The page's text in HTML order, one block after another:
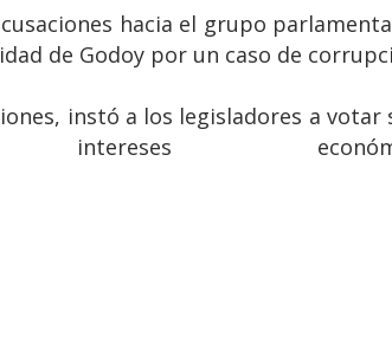
hacia el grupo
de Godoy por un caso de
instó a los legisladores a
intereses